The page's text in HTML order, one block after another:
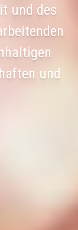
und des
und